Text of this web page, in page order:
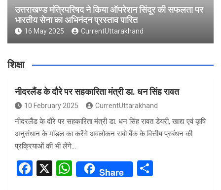
उत्तराखण्ड मंत्रिपरिषद ने किया ऑपरेशन सिंदूर की सफलता पर
भारतीय सेना का अभिनंदन प्रस्ताव पारित
16 May 2025 CurrentUttarakhand
शिक्षा
नीदरलैंड के दौरे पर सहकारिता मंत्री डा. धन सिंह रावत
10 February 2025 CurrentUttarakhand
नीदरलैंड के दौरे पर सहकारिता मंत्री डा. धन सिंह रावत डेयरी, खाद्य एवं कृषि
अनुसंधान के मॉडल का करेंगे अवलोकन राबो बैंक के वित्तीय प्रबंधन की
प्रक्रियाओं की भी लेंगे…
F
X
W
Share